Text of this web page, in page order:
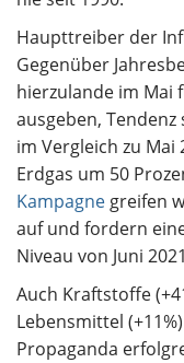
Haupttreiber der
Gegenüber
hierzulande im Mai
ausgeben,
im Vergleich zu Mai
Erdgas um 50
Kampagne greifen
auf und fordern
Niveau von Juni
Auch Kraftstoffe
Lebensmittel
Propaganda